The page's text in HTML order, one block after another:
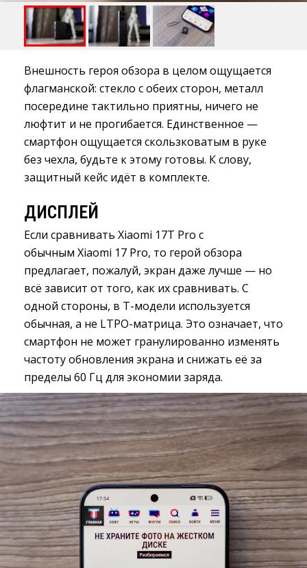
Внешность героя обзора в целом ощущается
флагманской: стекло с обеих сторон, металл
посередине тактильно приятны, ничего не
люфтит и не прогибается. Единственное —
смартфон ощущается скользковатым в руке
без чехла, будьте к этому готовы. К слову,
защитный кейс идёт в комплекте.
ДИСПЛЕЙ
Если сравнивать Xiaomi 17T Pro с
обычным Xiaomi 17 Pro, то герой обзора
предлагает, пожалуй, экран даже лучше — но
всё зависит от того, как их сравнивать. С
одной стороны, в T-модели используется
обычная, а не LTPO-матрица. Это означает, что
смартфон не может гранулированно изменять
частоту обновления экрана и снижать её за
пределы 60 Гц для экономии заряда.